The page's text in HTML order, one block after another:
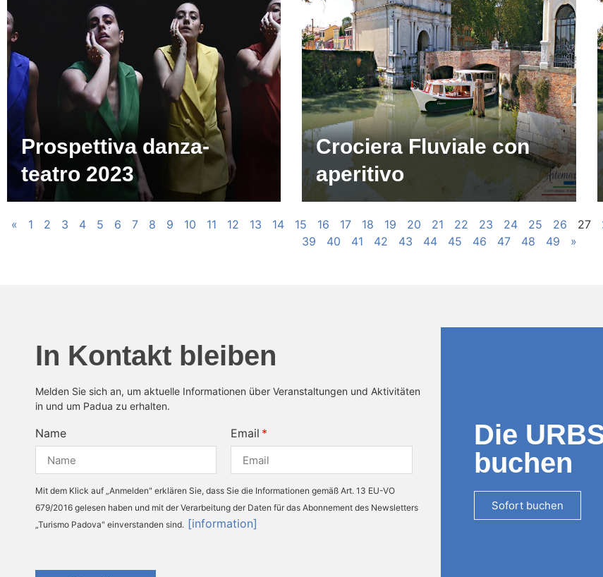
Prospettiva danza-
teatro 2023
Crociera Fluviale con
aperitivo
« 1 2 3 4 5 6 7 8 9 10 11 12 13 14 15 16 17 18 19 20 21 22 23 24 25 26 27
39
40 41 42 43 44 45 46 47 48 49 »
In Kontakt bleiben
Melden Sie sich an, um aktuelle Informationen über Veranstaltungen und Aktivitäten
in und um Padua zu erhalten.
Name Email
Mit dem Klick auf „Anmelden" erklären Sie, dass Sie die Informationen gemäß Art. 13 EU-VO
679/2016 gelesen haben und mit der Verarbeitung der Daten für das Abonnement des Newsletters
„Turismo Padova" einverstanden sind. [information]
Die
buchen
Sofort buchen